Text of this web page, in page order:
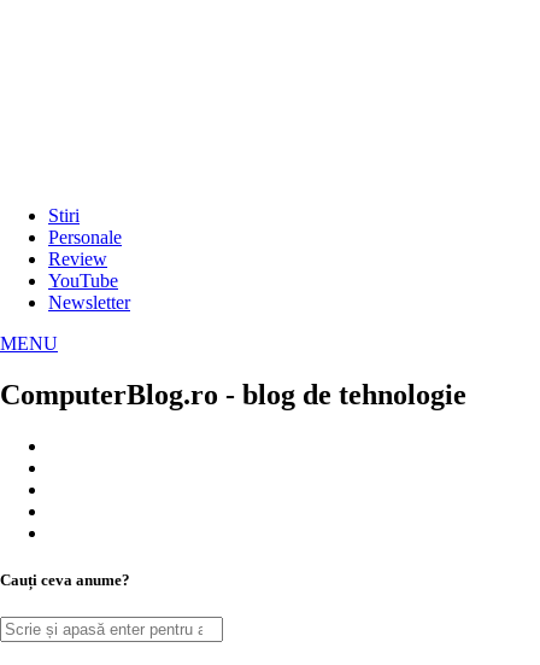
Stiri
Personale
Review
YouTube
Newsletter
MENU
ComputerBlog.ro - blog de tehnologie
Cauți ceva anume?